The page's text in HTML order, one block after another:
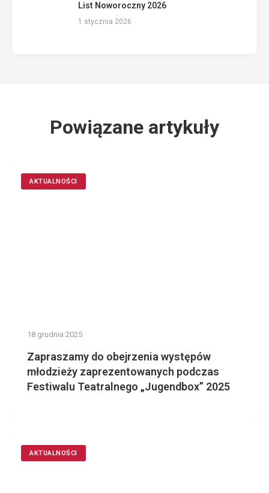
List Noworoczny 2026
1 stycznia 2026
Powiązane artykuły
AKTUALNOŚCI
18 grudnia 2025
Zapraszamy do obejrzenia występów
młodzieży zaprezentowanych podczas
Festiwalu Teatralnego „Jugendbox” 2025
AKTUALNOŚCI